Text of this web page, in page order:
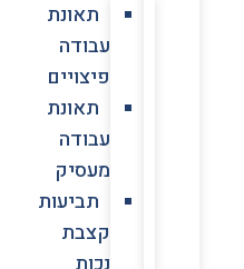
תאונת
עבודה
פיצויים
תאונת
עבודה
מעסיק
תביעות
קצבת
נכות